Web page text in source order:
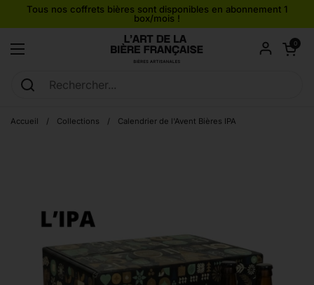
Passer au contenu
Tous nos coffrets bières sont disponibles en abonnement 1
box/mois !
Ouvrir le menu
Ouvrir le
0
Accueil / Collections / Calendrier de l'Avent Bières IPA